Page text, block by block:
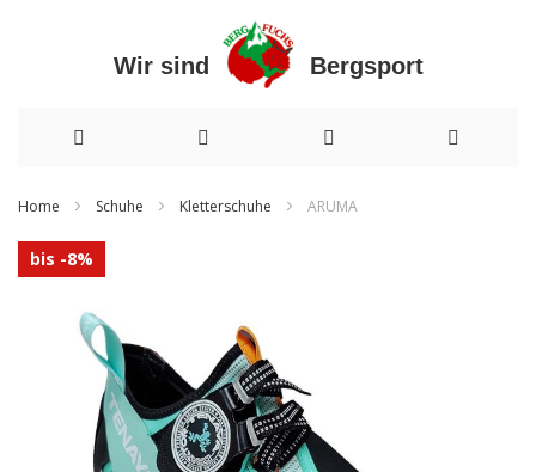
Wir sind Bergsport
Inhalt
Home Schuhe Kletterschuhe ARUMA
Zum
Ende
Bildergalerie
bis -8%